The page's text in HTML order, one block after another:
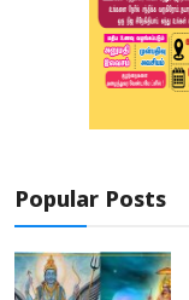
Popular Posts